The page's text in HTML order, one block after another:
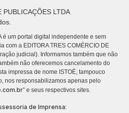
LTDA
é um portal digital independente e sem
com a EDITORA TRES COMÉRCIO DE
judicial). Informamos também que não
não oferecemos cancelamento do
impressa de nome ISTOÉ, tampouco
nos responsabilizamos apenas pelo
” e seus respectivos sites.
de Imprensa: